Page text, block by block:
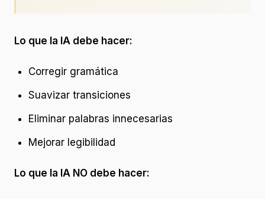
Lo que la IA debe hacer:
Corregir gramática
Suavizar transiciones
Eliminar palabras innecesarias
Mejorar legibilidad
Lo que la IA NO debe hacer: